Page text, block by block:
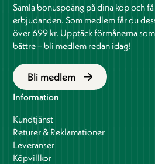
Samla bonuspoäng på dina köp och
erbjudanden. Som medlem får du
över 699 kr. Upptäck förmånerna
bättre – bli medlem redan idag!
Bli medlem
Information
Kundtjänst
Returer & Reklamationer
Leveranser
Köpvillkor